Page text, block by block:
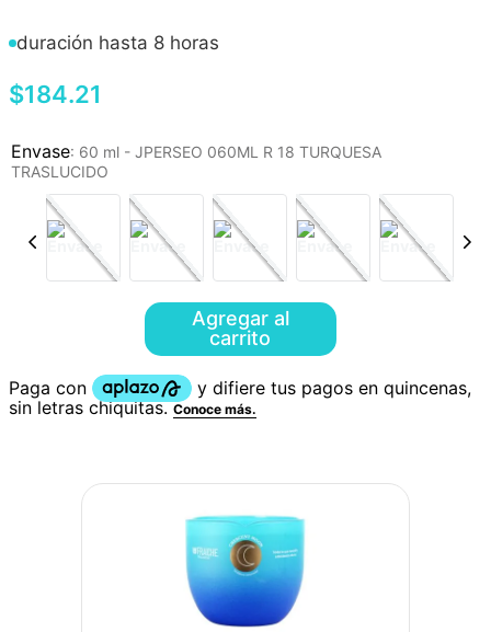
duración hasta 8 horas
$184.21
: 60 ml - JPERSEO 060ML R 18 TURQUESA
TRASLUCIDO
Agregar al
carrito